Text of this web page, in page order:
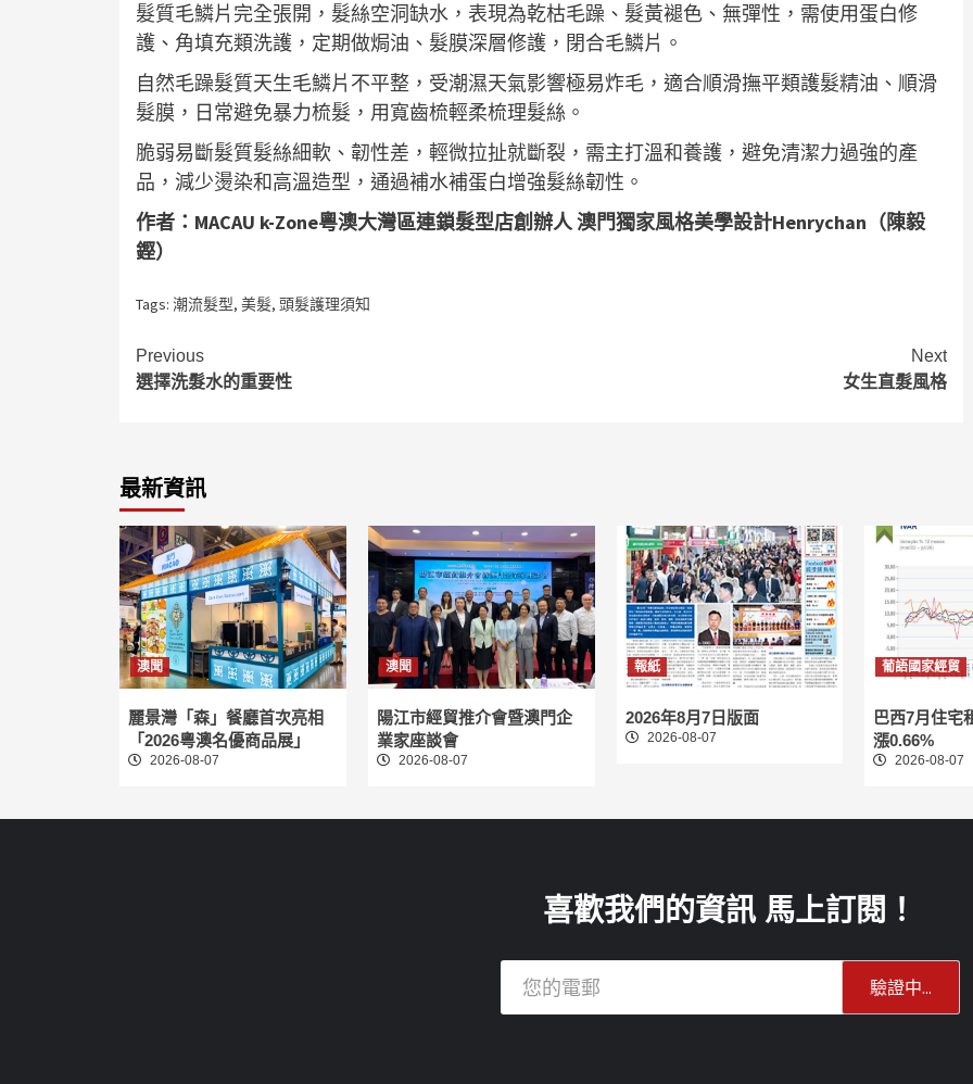
髮質毛鱗片完全張開，髮絲空洞缺水，表現為乾枯毛躁、髮黃褪色、無彈性，需使用蛋白修
護、角填充類洗護，定期做焗油、髮膜深層修護，閉合毛鱗片。
自然毛躁髮質天生毛鱗片不平整，受潮濕天氣影響極易炸毛，適合順滑撫平類護髮精油、順滑
髮膜，日常避免暴力梳髮，用寬齒梳輕柔梳理髮絲。
脆弱易斷髮質髮絲細軟、韌性差，輕微拉扯就斷裂，需主打溫和養護，避免清潔力過強的產
品，減少燙染和高溫造型，通過補水補蛋白增強髮絲韌性。
作者：MACAU k-Zone粵澳大灣區連鎖髮型店創辦人 澳門獨家風格美學設計Henrychan（陳毅
鏗）
Tags: 潮流髮型, 美髮, 頭髮護理須知
Continue
Reading
Previous
選擇洗髮水的重要性
Next
女生直髮風格
最新資訊
澳聞
麗景灣「森」餐廳首次亮相
「2026粵澳名優商品展」
2026-08-07
澳聞
陽江市經貿推介會暨澳門企
業家座談會
2026-08-07
報紙
2026年8月7日版面
2026-08-07
葡語國家經貿
巴西7月住宅
漲0.66%
2026-08-07
喜歡我們的資訊 馬上訂閱！